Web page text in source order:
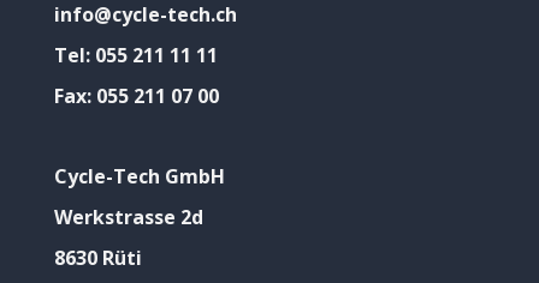
info@cycle-tech.ch
Tel: 055 211 11 11
Fax: 055 211 07 00
Cycle-Tech GmbH
Werkstrasse 2d
8630 Rüti